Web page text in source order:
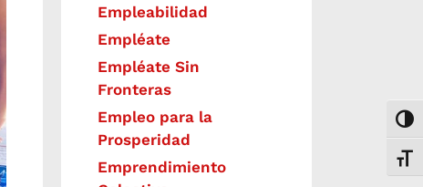
Empleabilidad
Empléate
Empléate Sin
Fronteras
Empleo para la
Prosperidad
Emprendimiento